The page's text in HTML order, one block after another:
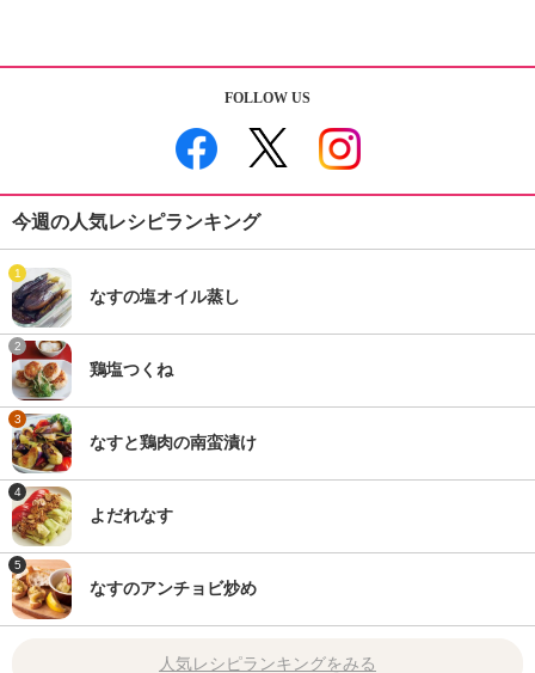
FOLLOW US
今週の人気レシピランキング
1
なすの塩オイル蒸し
2
鶏塩つくね
3
なすと鶏肉の南蛮漬け
4
よだれなす
5
なすのアンチョビ炒め
人気レシピランキングをみる